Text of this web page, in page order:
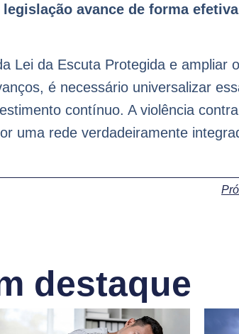
avance de forma
Lei da Escuta Protegida e ampliar
é necessário universalizar
contínuo. A violência contra
uma rede verdadeiramente
destaque